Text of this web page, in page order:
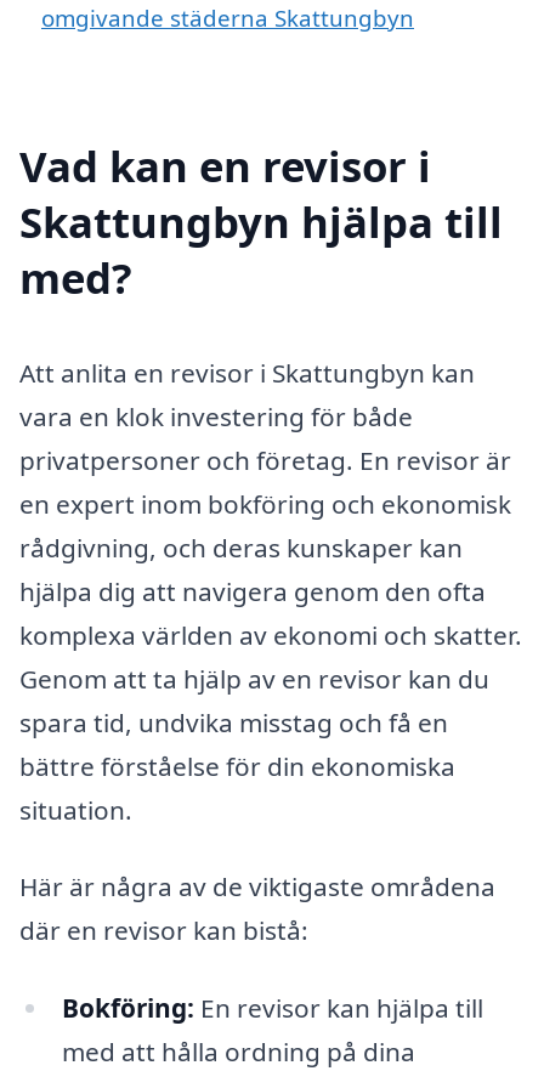
omgivande städerna Skattungbyn
Vad kan en revisor i
Skattungbyn hjälpa till
med?
Att anlita en revisor i Skattungbyn kan
vara en klok investering för både
privatpersoner och företag. En revisor är
en expert inom bokföring och ekonomisk
rådgivning, och deras kunskaper kan
hjälpa dig att navigera genom den ofta
komplexa världen av ekonomi och skatter.
Genom att ta hjälp av en revisor kan du
spara tid, undvika misstag och få en
bättre förståelse för din ekonomiska
situation.
Här är några av de viktigaste områdena
där en revisor kan bistå:
Bokföring: En revisor kan hjälpa till
med att hålla ordning på dina